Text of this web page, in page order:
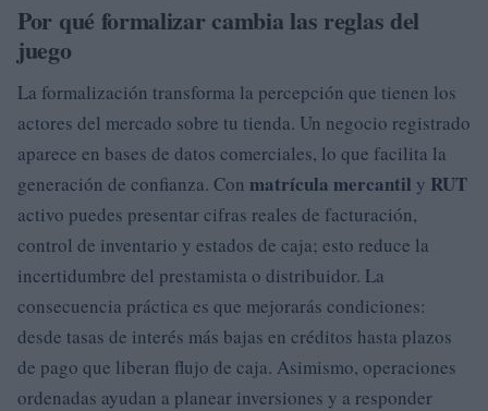
Por qué formalizar cambia las reglas del
juego
La formalización transforma la percepción que tienen los
actores del mercado sobre tu tienda. Un negocio registrado
aparece en bases de datos comerciales, lo que facilita la
generación de confianza. Con matrícula mercantil y RUT
activo puedes presentar cifras reales de facturación,
control de inventario y estados de caja; esto reduce la
incertidumbre del prestamista o distribuidor. La
consecuencia práctica es que mejorarás condiciones:
desde tasas de interés más bajas en créditos hasta plazos
de pago que liberan flujo de caja. Asimismo, operaciones
ordenadas ayudan a planear inversiones y a responder